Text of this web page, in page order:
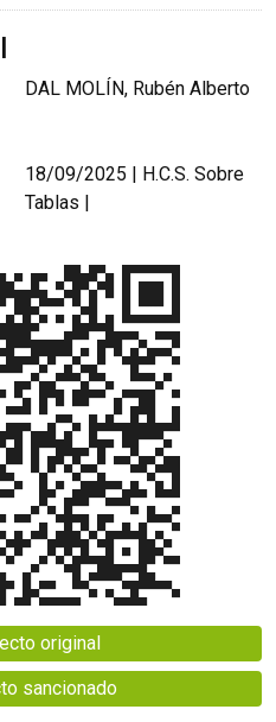
DAL MOLÍN, Rubén Alberto
18/09/2025 | H.C.S. Sobre
Tablas |
original
sancionado